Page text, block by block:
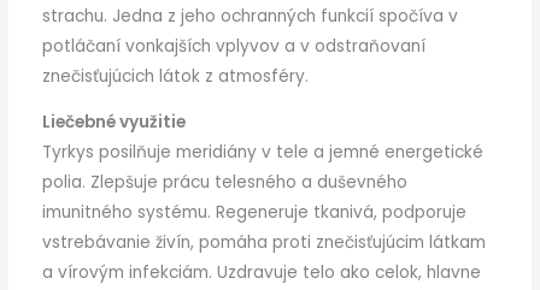
strachu. Jedna z jeho ochranných funkcií spočíva v
potláčaní vonkajších vplyvov a v odstraňovaní
znečisťujúcich látok z atmosféry.
Liečebné využitie
Tyrkys posilňuje meridiány v tele a jemné energetické
polia. Zlepšuje prácu telesného a duševného
imunitného systému. Regeneruje tkanivá, podporuje
vstrebávanie živín, pomáha proti znečisťujúcim látkam
a vírovým infekciám. Uzdravuje telo ako celok, hlavne